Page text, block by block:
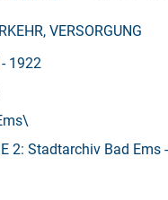
VERSORGUNG
1922
2: Stadtarchiv Bad Ems